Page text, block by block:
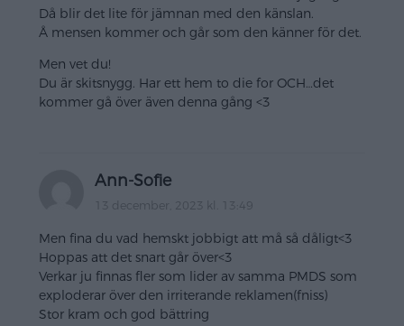
Då blir det lite för jämnan med den känslan.
Å mensen kommer och går som den känner för det.
Men vet du!
Du är skitsnygg. Har ett hem to die for OCH…det
kommer gå över även denna gång <3
Ann-Sofie
13 december, 2023 kl. 13:49
Men fina du vad hemskt jobbigt att må så dåligt<3
Hoppas att det snart går över<3
Verkar ju finnas fler som lider av samma PMDS som
exploderar över den irriterande reklamen(fniss)
Stor kram och god bättring